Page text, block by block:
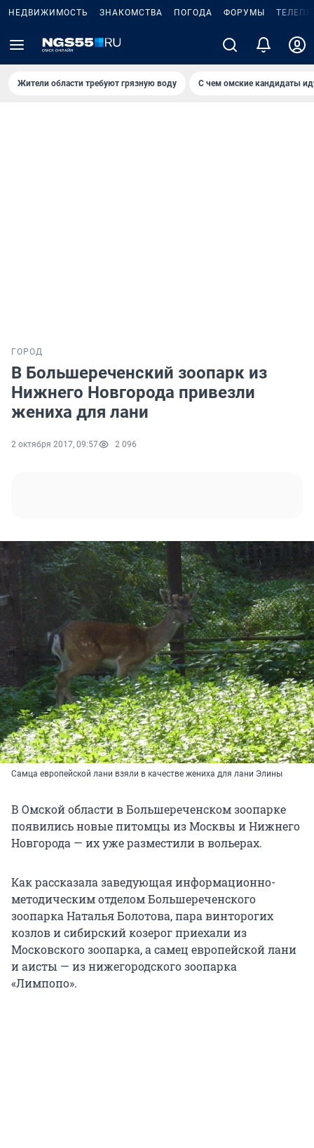
НЕДВИЖИМОСТЬ ЗНАКОМСТВА ПОГОДА ФОРУМЫ
Жители области требуют грязную воду С чем омские кандидаты
ГОРОД
В Большереченский зоопарк из
Нижнего Новгорода привезли
жениха для лани
2 октября 2017, 09:57 2 096
Самца европейской лани взяли в качестве жениха для лани Элины
В Омской области в Большереченском зоопарке
появились новые питомцы из Москвы и Нижнего
Новгорода — их уже разместили в вольерах.
Как рассказала заведующая информационно-
методическим отделом Большереченского
зоопарка Наталья Болотова, пара винторогих
козлов и сибирский козерог приехали из
Московского зоопарка, а самец европейской лани
и аисты — из нижегородского зоопарка
«Лимпопо».